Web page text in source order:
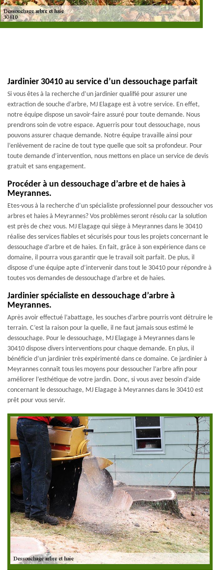
Jardinier 30410 au service d’un dessouchage parfait
Si vous êtes à la recherche d’un jardinier qualifié pour assurer une
extraction de souche d’arbre, MJ Elagage est à votre service. En effet,
notre équipe dispose un savoir-faire assuré pour toute demande. Nous
prendrons soin de votre espace. Aguerris pour tout dessouchage, nous
pouvons assurer chaque demande. Notre équipe travaille ainsi pour
l’enlèvement de racine de tout type quelle que soit sa profondeur. Pour
toute demande d’intervention, nous mettons en place un service de devis
gratuit et sans engagement.
Procéder à un dessouchage d’arbre et de haies à
Meyrannes.
Etes-vous à la recherche d’un spécialiste professionnel pour dessoucher vos
arbres et haies à Meyrannes? Vos problèmes seront résolu car la solution
est près de chez vous. MJ Elagage qui siège à Meyrannes dans le 30410
réalise des services fiables et sécurisés pour tous les projets concernant le
dessouchage d’arbre et de haies. En fait, grâce à son expérience dans ce
domaine, il pourra vous garantir que le travail soit parfait. De plus, il
dispose d’une équipe apte d’intervenir dans tout le 30410 pour répondre à
toutes vos demandes de dessouchage d’arbre et de haies.
Jardinier spécialiste en dessouchage d’arbre à
Meyrannes.
Après avoir effectué l’abattage, les souches d’arbre pourris vont détruire le
terrain. C’est la raison pour la quelle, il ne faut jamais sous estimé le
dessouchage. Pour le dessouchage, MJ Elagage à Meyrannes dans le
30410 dispose divers interventions pour chaque demande. En plus, il
bénéficie d’un jardinier très expérimenté dans ce domaine. Ce jardinier à
Meyrannes connaît tous les moyens pour dessoucher l’arbre afin pour
améliorer l’esthétique de votre jardin. Donc, si vous avez besoin d’aide
concernant le dessouchage, MJ Elagage à Meyrannes dans le 30410 est
prêt pour vous servir.